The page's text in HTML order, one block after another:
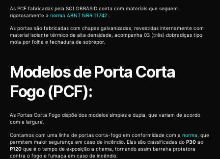
As PCF fabricadas pela SOLOBRASID conta com materiais que seguem
rigorosamente a norma ABNT NBR 11742 .
As portas são fabricadas com chapas galvanizadas, revestidas internamente com
material isolante térmico de alta densidade, acompanha 03 (três) dobradiças tipo
mola por folha e fechadura de sobrepor.
Modelos de Porta Corta
Fogo (PCF):
As Portas Corta Fogo dispõe dos modelos simples e dupla, que variam de acordo
com a largura.
Contamos com uma linha de portas corta-fogo em conformidade com a norma , que
permitem maior segurança em caso de incêndio. Elas são classificadas do P30 ao
P120 que é o tempo de exposição a chama, tornando assim barreira protetora
contra o fogo e fumaça em caso de incêndio.